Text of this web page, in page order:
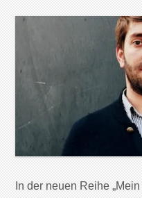
In der neuen Reihe